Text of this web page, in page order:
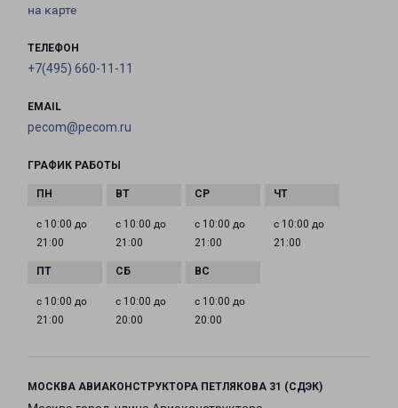
на карте
ТЕЛЕФОН
+7(495) 660-11-11
EMAIL
pecom@pecom.ru
ГРАФИК РАБОТЫ
с 10:00 до
21:00
с 10:00 до
21:00
с 10:00 до
21:00
с 10:00 до
21:00
с 10:00 до
21:00
с 10:00 до
20:00
с 10:00 до
20:00
МОСКВА АВИАКОНСТРУКТОРА ПЕТЛЯКОВА 31 (СДЭК)